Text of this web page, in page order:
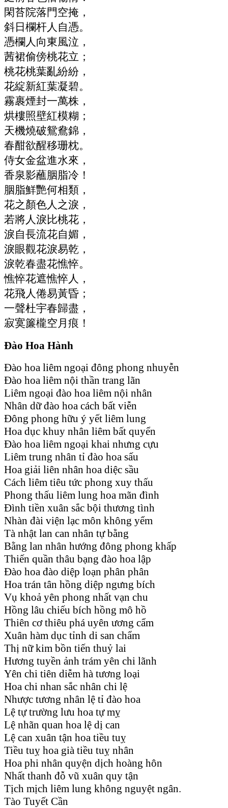
閑苔院落門空掩，
斜日欄杆人自憑。
憑欄人向東風泣，
茜裙偷傍桃花立；
桃花桃葉亂紛紛，
花綻新紅葉凝碧。
霧裹煙封一萬株，
烘樓照壁紅模糊；
天機燒破鴛鴦錦，
春酣欲醒移珊枕。
侍女金盆進水來，
香泉影蘸胭脂冷！
胭脂鮮艷何相類，
花之顏色人之淚，
若將人淚比桃花，
淚自長流花自媚，
淚眼觀花淚易乾，
淚乾春盡花憔悴。
憔悴花遮憔悴人，
花飛人倦易黃昏；
一聲杜宇春歸盡，
寂寞簾櫳空月痕！
Đào Hoa Hành
Đào hoa liêm ngoại đông phong nhuyễn
Đào hoa liêm nội thần trang lãn
Liêm ngoại đào hoa liêm nội nhân
Nhân dữ đào hoa cách bất viễn
Đông phong hữu ý yết liêm lung
Hoa dục khuy nhân liêm bất quyển
Đào hoa liêm ngoại khai nhưng cựu
Liêm trung nhân tỉ đào hoa sấu
Hoa giải liên nhân hoa diệc sầu
Cách liêm tiêu tức phong xuy thấu
Phong thấu liêm lung hoa mãn đình
Đình tiền xuân sắc bội thương tình
Nhàn đài viện lạc môn không yểm
Tà nhật lan can nhân tự bằng
Bằng lan nhân hướng đông phong khấp
Thiến quần thâu bạng đào hoa lập
Đào hoa đào diệp loạn phân phân
Hoa trán tân hồng diệp ngưng bích
Vụ khoả yên phong nhất vạn chu
Hồng lâu chiếu bích hồng mô hồ
Thiên cơ thiêu phá uyên ương cẩm
Xuân hàm dục tỉnh di san chẩm
Thị nữ kim bồn tiến thuỷ lai
Hương tuyền ảnh trám yên chi lãnh
Yên chi tiên diễm hà tương loại
Hoa chi nhan sắc nhân chi lệ
Nhược tương nhân lệ tỉ đào hoa
Lệ tự trường lưu hoa tự mỵ
Lệ nhãn quan hoa lệ dị can
Lệ can xuân tận hoa tiều tuỵ
Tiều tuỵ hoa già tiều tuỵ nhân
Hoa phi nhân quyện dịch hoàng hôn
Nhất thanh đỗ vũ xuân quy tận
Tịch mịch liêm lung không nguyệt ngân.
Tào Tuyết Cần